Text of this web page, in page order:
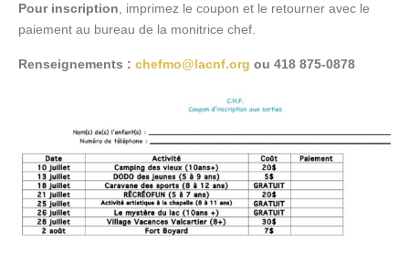
Pour inscription , imprimez le coupon et le retourner avec le
paiement au bureau de la monitrice chef.
Renseignements : chefmo@lacnf.org ou 418 875-0878